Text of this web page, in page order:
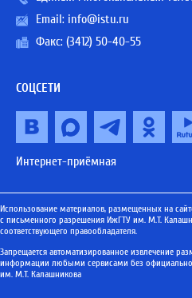
Email: info@istu.ru
Факс: (3412) 50-40-55
СОЦСЕТИ
Интернет-приёмная
Использование материалов, размещенных на
с письменного разрешения ИжГТУ им. М.Т.
соответствующего правообладателя.
Запрещается автоматизированное извлечение
информации любыми сервисами без
им. М.Т. Калашникова